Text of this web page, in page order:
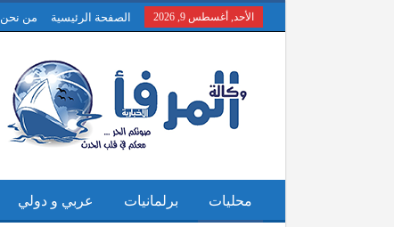
الأحد, أغسطس 9, 2026 الصفحة الرئيسية من نحن
محليات برلمانيات عربي و دولي